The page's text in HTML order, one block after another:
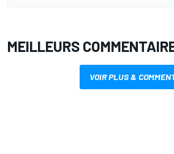
MEILLEURS
VOIR PLUS &